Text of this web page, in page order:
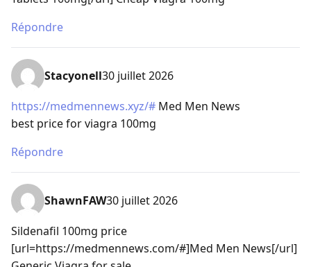
Répondre
Stacyonell30 juillet 2026
https://medmennews.xyz/# Med Men News
best price for viagra 100mg
Répondre
ShawnFAW30 juillet 2026
Sildenafil 100mg price
[url=https://medmennews.com/#]Med Men News[/url]